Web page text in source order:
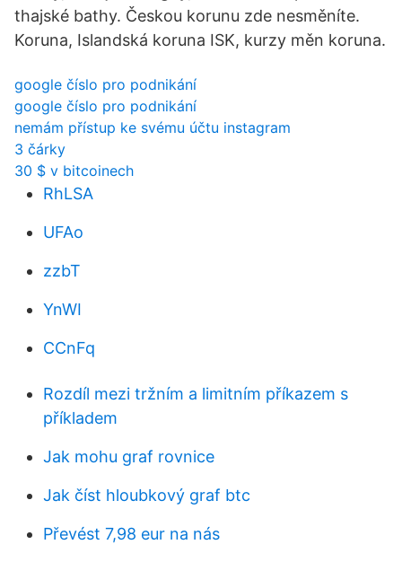
thajské bathy. Českou korunu zde nesměníte.
Koruna, Islandská koruna ISK, kurzy měn koruna.
google číslo pro podnikání
google číslo pro podnikání
nemám přístup ke svému účtu instagram
3 čárky
30 $ v bitcoinech
RhLSA
UFAo
zzbT
YnWI
CCnFq
Rozdíl mezi tržním a limitním příkazem s
příkladem
Jak mohu graf rovnice
Jak číst hloubkový graf btc
Převést 7,98 eur na nás